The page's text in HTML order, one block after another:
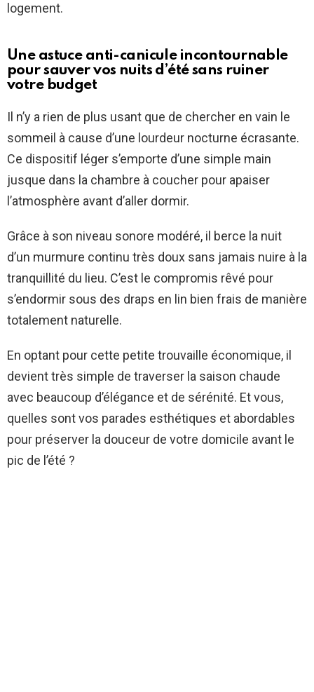
logement.
Une astuce anti-canicule incontournable
pour sauver vos nuits d’été sans ruiner
votre budget
Il n’y a rien de plus usant que de chercher en vain le
sommeil à cause d’une lourdeur nocturne écrasante.
Ce dispositif léger s’emporte d’une simple main
jusque dans la chambre à coucher pour apaiser
l’atmosphère avant d’aller dormir.
Grâce à son niveau sonore modéré, il berce la nuit
d’un murmure continu très doux sans jamais nuire à la
tranquillité du lieu. C’est le compromis rêvé pour
s’endormir sous des draps en lin bien frais de manière
totalement naturelle.
En optant pour cette petite trouvaille économique, il
devient très simple de traverser la saison chaude
avec beaucoup d’élégance et de sérénité. Et vous,
quelles sont vos parades esthétiques et abordables
pour préserver la douceur de votre domicile avant le
pic de l’été ?